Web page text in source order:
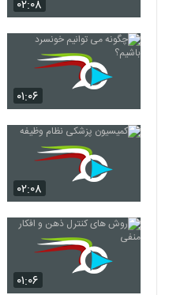
۰۲:۰۸
۰۱:۰۶
۰۲:۰۸
۰۱:۰۶